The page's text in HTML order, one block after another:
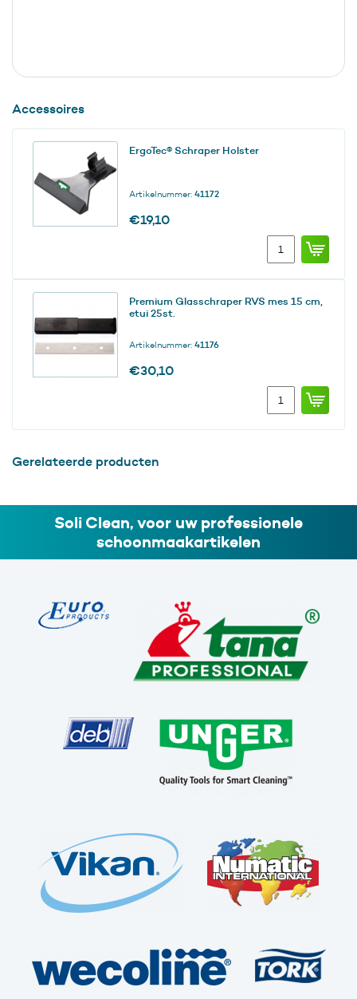
Accessoires
ErgoTec® Schraper Holster
Artikelnummer: 41172
€19,10
ErgoTec®
Premium Glasschraper RVS mes 15 cm,
etui 25st.
Artikelnummer: 41176
€30,10
Premium
Glasschraper
Gerelateerde producten
Soli Clean, voor uw professionele
schoonmaakartikelen